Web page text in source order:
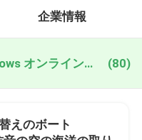
企業情報
marine replacement windows オンライン製造 (80)
えのボート